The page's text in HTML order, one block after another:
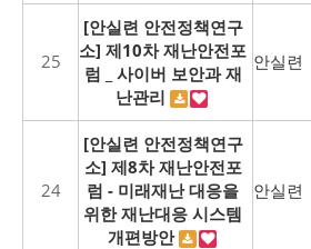
25
[안실련 안전정책연구
소] 제10차 재난안전포
럼 _ 사이버 보안과 재
난관리
안실련
24
[안실련 안전정책연구
소] 제8차 재난안전포
럼 - 미래재난 대응을
위한 재난대응 시스템
개편방안
안실련